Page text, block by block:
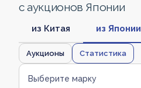
с аукционов Японии
из Китая из Японии
Аукционы Статистика
Выберите марку